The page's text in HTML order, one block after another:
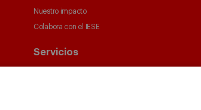
Nuestro impacto
Colabora con el IESE
Servicios